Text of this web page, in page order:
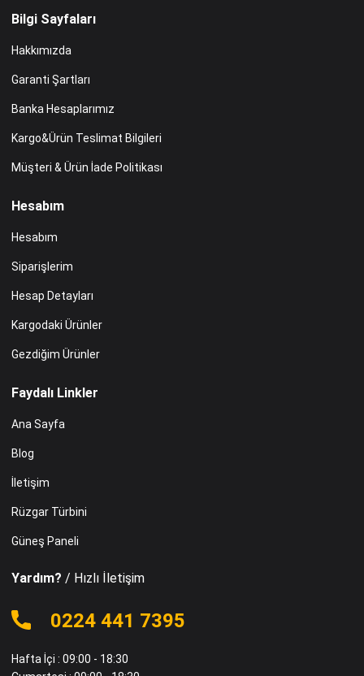
Bilgi Sayfaları
Hakkımızda
Garanti Şartları
Banka Hesaplarımız
Kargo&Ürün Teslimat Bilgileri
Müşteri & Ürün İade Politikası
Hesabım
Hesabım
Siparişlerim
Hesap Detayları
Kargodaki Ürünler
Gezdiğim Ürünler
Faydalı Linkler
Ana Sayfa
Blog
İletişim
Rüzgar Türbini
Güneş Paneli
Yardım? / Hızlı İletişim
0224 441 7395
Hafta İçi : 09:00 - 18:30